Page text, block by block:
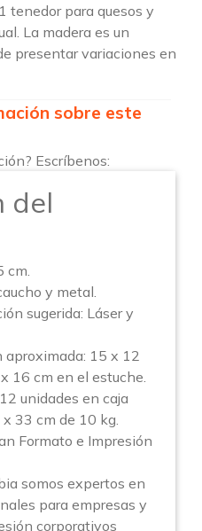
tenedor para quesos y
La madera es un
presentar variaciones en
sobre este
Escríbenos:
del
cm.
y metal.
sugerida: Láser y
aproximada: 15 x 12
16 cm en el estuche.
unidades en caja
33 cm de 10 kg.
Formato e Impresión
somos expertos en
para empresas y
corporativos